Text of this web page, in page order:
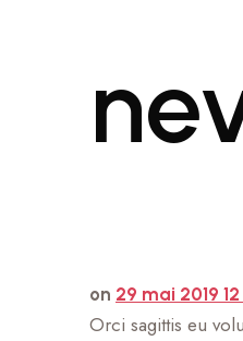
on 29 mai 2019
Orci sagittis eu